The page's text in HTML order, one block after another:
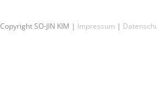
Copyright SO-JIN KIM | Impressum |